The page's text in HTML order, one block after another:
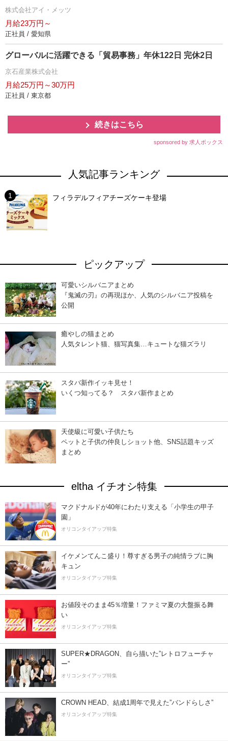
株式会社アイ・メッツ
月給23万円～
正社員 / 愛知県
グローバルに活躍できる「貿易事務」年休122日 完休2日
京石産業株式会社
月給25万円～30万円
正社員 / 東京都
続きはこちら
sponsored by 求人ボックス
人気記事ランキング
フィラデルフィアチーズケーキ登場
ピックアップ
可愛いシルバニアまとめ
『鬼滅の刃』の再現ほか、人気のシルバニア投稿を
公開
癒やしの猫まとめ
人気タレント猫、猫写真集…キュートな猫ズラリ
スタバ新作イッキ見せ！
いくつ知ってる？ スタバ新作まとめ
天使級に可愛い子供たち
ペットと子供の仲良しショット他、SNS話題キッズ
まとめ
eltha イチオシ特集
マクドナルドが40年にわたり支える「小学生の甲子
園」
オリコンタイアップ特集
イケメンてんこ盛り！尊すぎる男子の純情ラブに胸
キュン
オリコンタイアップ特集
お値段そのまま45％増量！ファミマ夏の大盤振る舞
い
オリコンタイアップ特集
SUPER★DRAGON、自ら描いた”レトロフューチャ
ー”
オリコンタイアップ特集
CROWN HEAD、結成1周年で見えた”バンドらしさ”
オリコンタイアップ特集